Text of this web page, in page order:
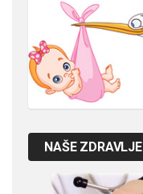
NAŠE ZDRAVLJE